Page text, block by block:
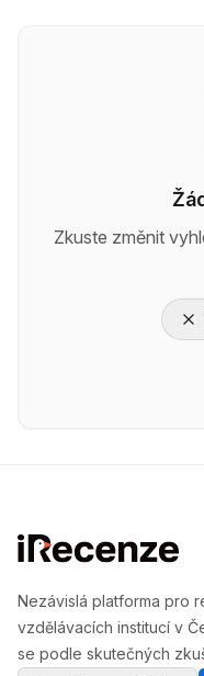
Zkuste změnit
Nezávislá platforma pro
vzdělávacích institucí v
se podle skutečných